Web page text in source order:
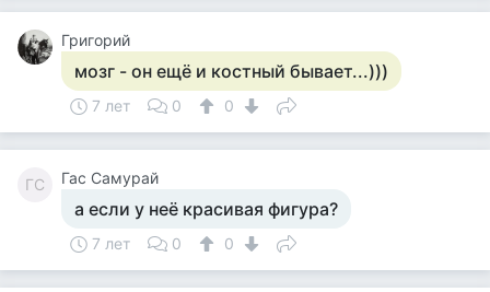
Григорий
мозг - он ещё и костный бывает...)))
7 лет 0 0
ГС Гас Самурай
а если у неё красивая фигура?
7 лет 0 0